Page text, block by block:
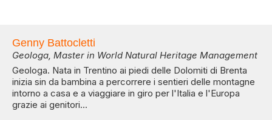
Genny Battocletti
Geologa, Master in World Natural Heritage Management
Geologa. Nata in Trentino ai piedi delle Dolomiti di Brenta
inizia sin da bambina a percorrere i sentieri delle montagne
intorno a casa e a viaggiare in giro per l'Italia e l'Europa
grazie ai genitori...